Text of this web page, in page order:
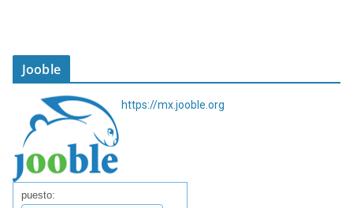
Jooble
https://mx.jooble.org
puesto: